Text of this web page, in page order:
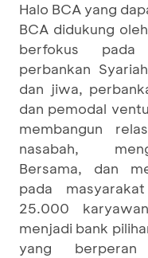
Halo BCA yang
BCA didukung
berfokus pada
perbankan
dan jiwa,
dan pemodal
membangun
nasabah,
Bersama, dan
pada
25.000
menjadi bank
yang